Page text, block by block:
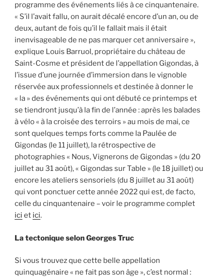
programme des événements liés à ce cinquantenaire.
« S’il l’avait fallu, on aurait décalé encore d’un an, ou de
deux, autant de fois qu’il le fallait mais il était
inenvisageable de ne pas marquer cet anniversaire »,
explique Louis Barruol, propriétaire du château de
Saint-Cosme et président de l’appellation Gigondas, à
l’issue d’une journée d’immersion dans le vignoble
réservée aux professionnels et destinée à donner le
« la » des événements qui ont débuté ce printemps et
se tiendront jusqu’à la fin de l’année : après les balades
à vélo « à la croisée des terroirs » au mois de mai, ce
sont quelques temps forts comme la Paulée de
Gigondas (le 11 juillet), la rétrospective de
photographies « Nous, Vignerons de Gigondas » (du 20
juillet au 31 août), « Gigondas sur Table » (le 18 juillet) ou
encore les ateliers sensoriels (du 8 juillet au 31 août)
qui vont ponctuer cette année 2022 qui est, de facto,
celle du cinquantenaire – voir le programme complet
ici et ici.
La tectonique selon Georges Truc
Si vous trouvez que cette belle appellation
quinquagénaire « ne fait pas son âge », c’est normal :